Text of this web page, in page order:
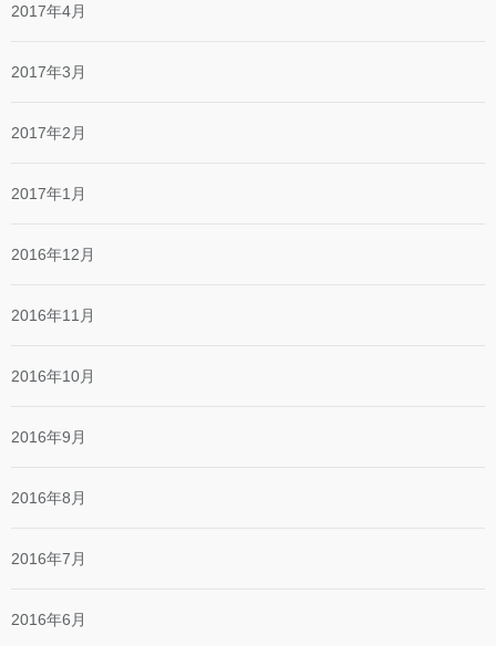
2017年4月
2017年3月
2017年2月
2017年1月
2016年12月
2016年11月
2016年10月
2016年9月
2016年8月
2016年7月
2016年6月